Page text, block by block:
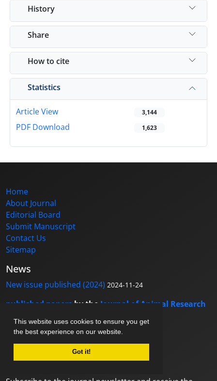
This website uses cookies to ensure you get
the best experience on our website.
Got it!
History
Share
How to cite
Statistics
Article View 3,144
PDF Download 1,623
Home
About Journal
Editorial Board
Submit Manuscript
Contact Us
Sitemap
News
New issue published (2024) 2024-11-24
published papers by the Journal of Animal Research